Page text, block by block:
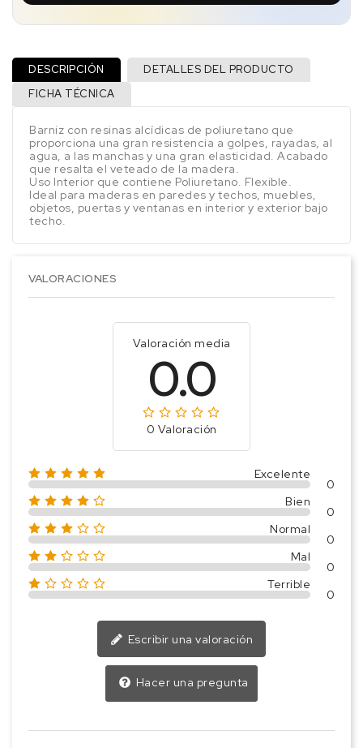
DESCRIPCIÓN
DETALLES DEL PRODUCTO
FICHA TÉCNICA
Barniz con resinas alcídicas de poliuretano que
proporciona una gran resistencia a golpes, rayadas, al
agua, a las manchas y una gran elasticidad. Acabado
que resalta el veteado de la madera.
Uso Interior que contiene Poliuretano. Flexible.
Ideal para maderas en paredes y techos, muebles,
objetos, puertas y ventanas en interior y exterior bajo
techo.
VALORACIONES
Valoración media
0.0
0 Valoración
Excelente
0
Bien
0
Normal
0
Mal
0
Terrible
0
Escribir una valoración
Hacer una pregunta